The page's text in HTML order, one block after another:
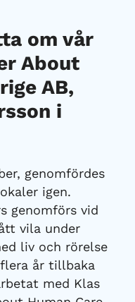
om vår
About
AB,
i
genomfördes
igen.
genomförs vid
vila under
liv och rörelse
år tillbaka
med Klas